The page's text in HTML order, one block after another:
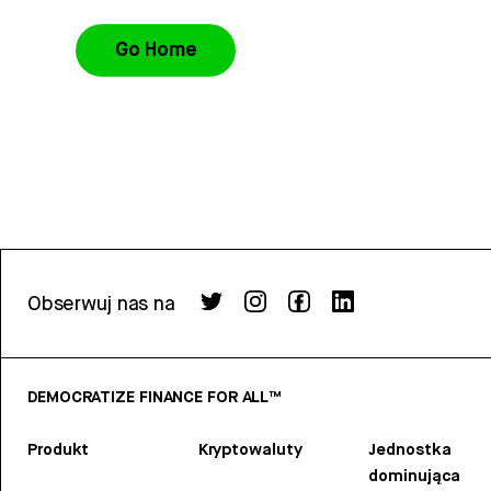
Go Home
Obserwuj nas na
DEMOCRATIZE FINANCE FOR ALL™
Produkt Kryptowaluty
Jednostka
dominująca